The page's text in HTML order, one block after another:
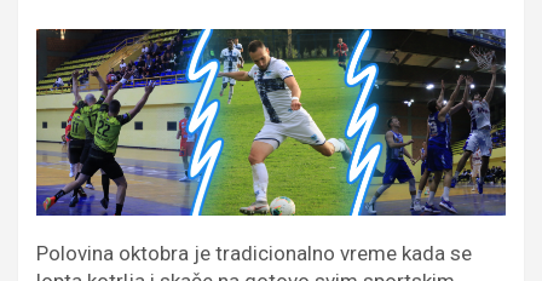
Polovina oktobra je tradicionalno vreme kada se